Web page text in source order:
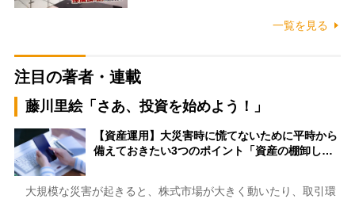
一覧を見る
注目の著者・連載
藤川里絵「さあ、投資を始めよう！」
【資産運用】大災害時に慌てないために平時から
備えておきたい3つのポイント「資産の棚卸し…
大規模な災害が起きると、株式市場が大きく動いたり、取引環